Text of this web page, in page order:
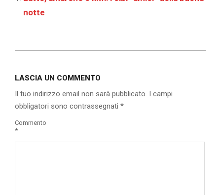
notte
22
LASCIA UN COMMENTO
Il tuo indirizzo email non sarà pubblicato. I campi
obbligatori sono contrassegnati *
Commento
*